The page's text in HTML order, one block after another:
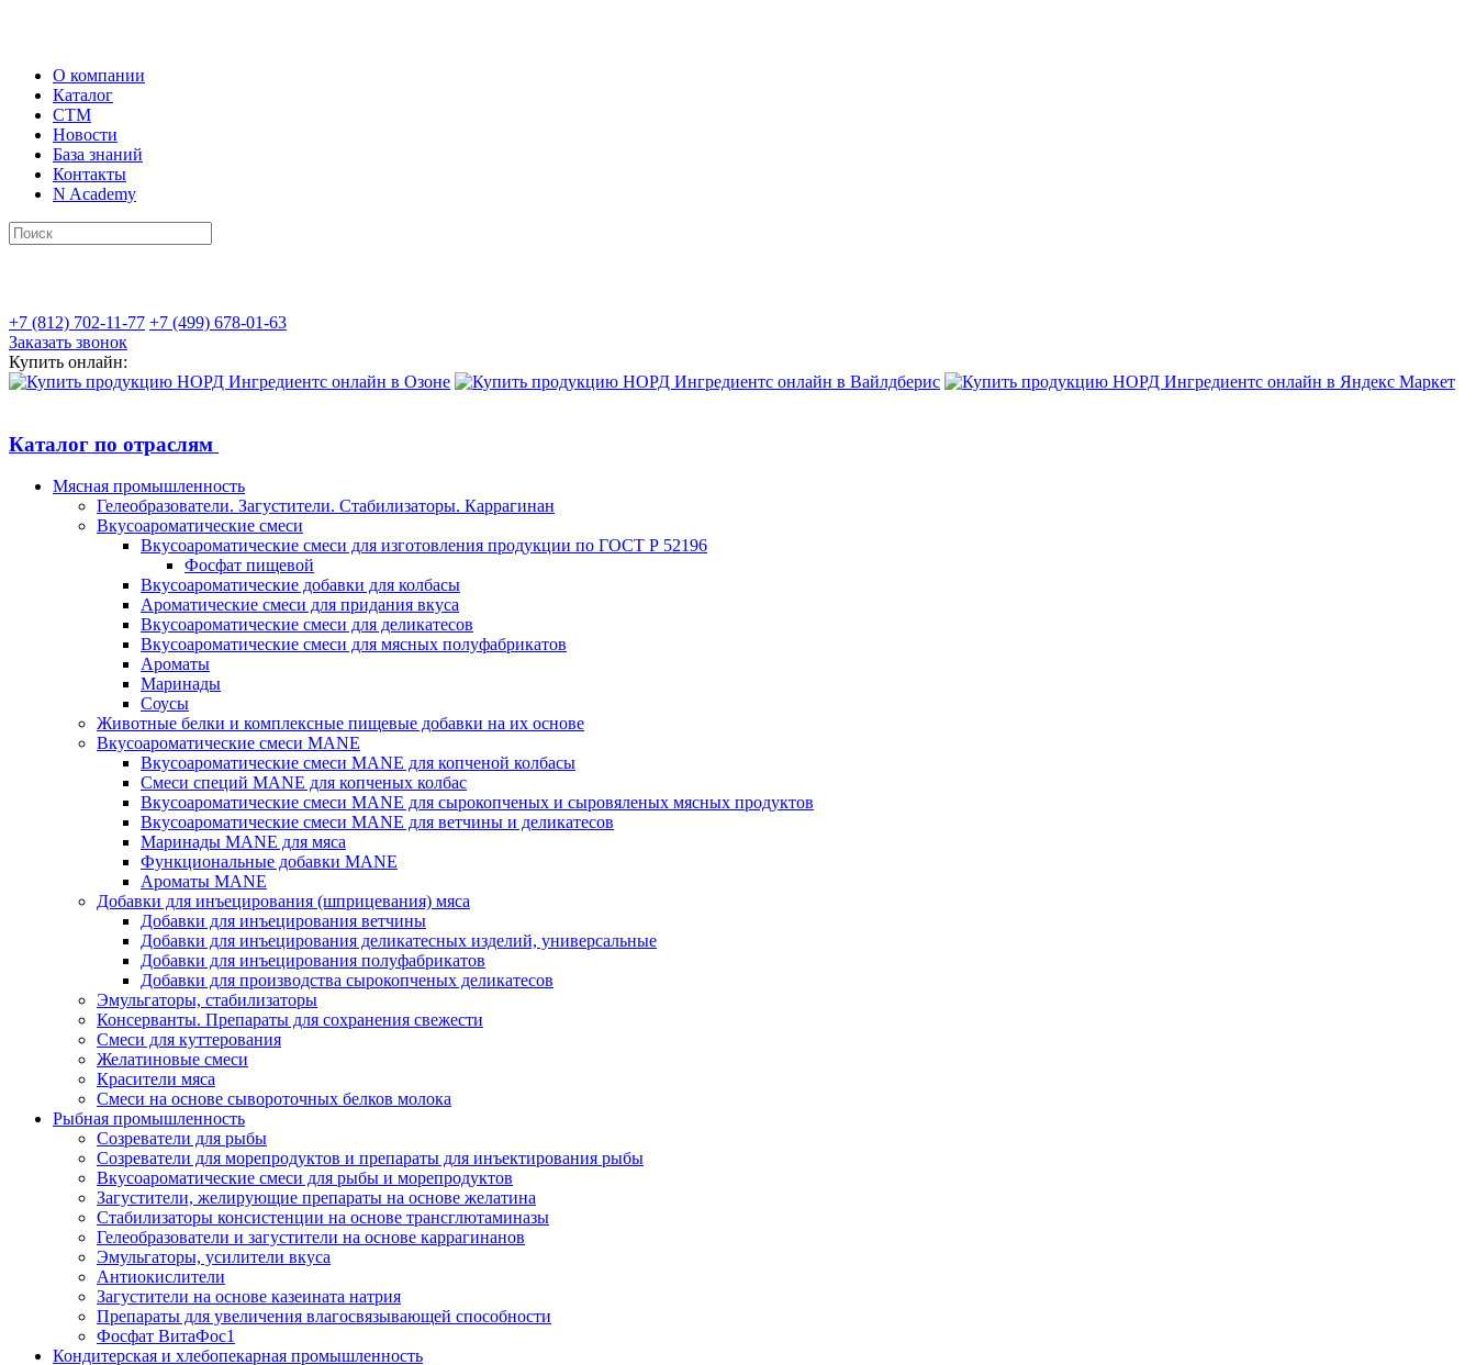
О компании
Каталог
СТМ
Новости
База знаний
Контакты
N Academy
+7 (812) 702-11-77 +7 (499) 678-01-63
Заказать звонок
Купить онлайн:
Каталог по отраслям
Мясная промышленность
Гелеобразователи. Загустители. Стабилизаторы. Каррагинан
Вкусоароматические смеси
Вкусоароматические смеси для изготовления продукции по ГОСТ Р 52196
Фосфат пищевой
Вкусоароматические добавки для колбасы
Ароматические смеси для придания вкуса
Вкусоароматические смеси для деликатесов
Вкусоароматические смеси для мясных полуфабрикатов
Ароматы
Маринады
Соусы
Животные белки и комплексные пищевые добавки на их основе
Вкусоароматические смеси MANE
Вкусоароматические смеси MANE для копченой колбасы
Смеси специй MANE для копченых колбас
Вкусоароматические смеси MANE для сырокопченых и сыровяленых мясных продуктов
Вкусоароматические смеси MANE для ветчины и деликатесов
Маринады MANE для мяса
Функциональные добавки MANE
Ароматы MANE
Добавки для инъецирования (шприцевания) мяса
Добавки для инъецирования ветчины
Добавки для инъецирования деликатесных изделий, универсальные
Добавки для инъецирования полуфабрикатов
Добавки для производства сырокопченых деликатесов
Эмульгаторы, стабилизаторы
Консерванты. Препараты для сохранения свежести
Смеси для куттерования
Желатиновые смеси
Красители мяса
Смеси на основе сывороточных белков молока
Рыбная промышленность
Созреватели для рыбы
Созреватели для морепродуктов и препараты для инъектирования рыбы
Вкусоароматические смеси для рыбы и морепродуктов
Загустители, желирующие препараты на основе желатина
Стабилизаторы консистенции на основе трансглютаминазы
Гелеобразователи и загустители на основе каррагинанов
Эмульгаторы, усилители вкуса
Антиокислители
Загустители на основе казеината натрия
Препараты для увеличения влагосвязывающей способности
Фосфат ВитаФос1
Кондитерская и хлебопекарная промышленность